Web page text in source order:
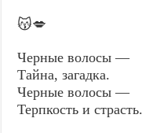
😽💋
Черные волосы —
Тайна, загадка.
Черные волосы —
Терпкость и страсть.